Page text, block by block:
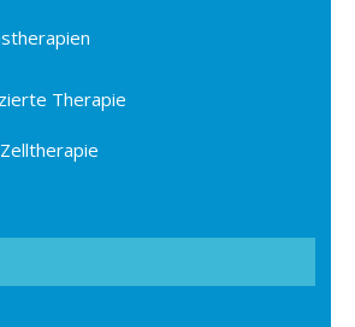
Therapie